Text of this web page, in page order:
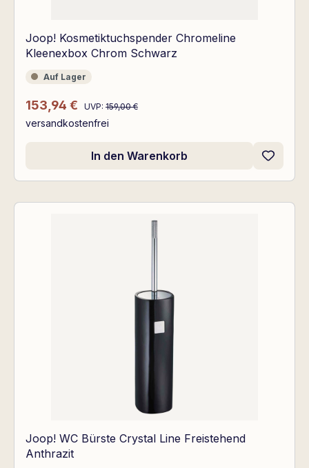
Joop! Kosmetiktuchspender Chromeline
Kleenexbox Chrom Schwarz
Auf Lager
Auf Lager
Verkaufspreis:
153,94 € Regulärer Preis:
UVP: 159,00 €
versandkostenfrei
In den Warenkorb
Joop! WC Bürste Crystal Line Freistehend
Anthrazit